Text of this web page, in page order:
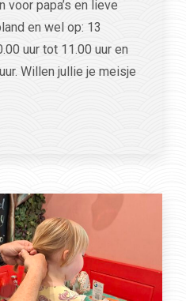
voor papa’s en lieve
en wel op: 13
uur tot 11.00 uur en
Willen jullie je meisje